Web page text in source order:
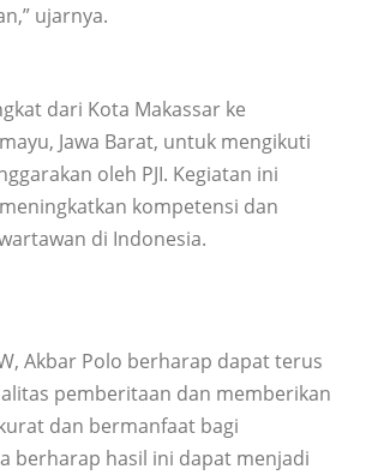
ujarnya.
dari Kota Makassar ke
Jawa Barat, untuk mengikuti
oleh PJI. Kegiatan ini
kompetensi dan
di Indonesia.
Akbar Polo berharap dapat terus
pemberitaan dan memberikan
dan bermanfaat bagi
berharap hasil ini dapat menjadi